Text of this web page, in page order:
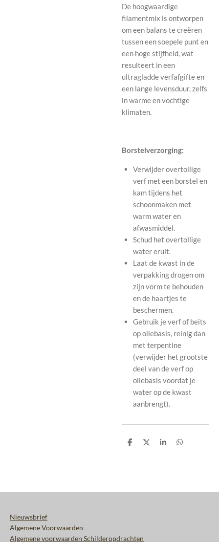
De hoogwaardige
filamentmix is ​​ontworpen
om een ​​balans te creëren
tussen een soepele punt en
een hoge stijfheid, wat
resulteert in een
ultragladde verfafgifte en
een lange levensduur, zelfs
in warme en vochtige
klimaten.
Borstelverzorging:
Verwijder overtollige
verf met een borstel en
kam tijdens het
schoonmaken met
warm water en
afwasmiddel.
Schud het overtollige
water eruit.
Laat de kwast in de
verpakking drogen om
zijn vorm te behouden
en de haartjes te
beschermen.
Gebruik je verf of beits
op oliebasis, reinig dan
met terpentine
(verwijder het grootste
deel van de verf op
oliebasis voordat je
water op de kwast
aanbrengt).
D
D
S
D
Nieuwsbrief
Algemene Voorwaarden
Algemene voorwaarden Schilderopdrachten